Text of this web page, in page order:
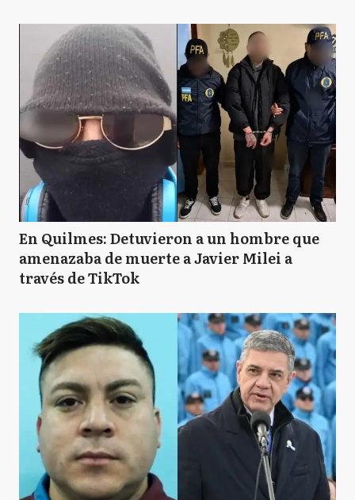
En Quilmes: Detuvieron a un hombre que
amenazaba de muerte a Javier Milei a
través de TikTok